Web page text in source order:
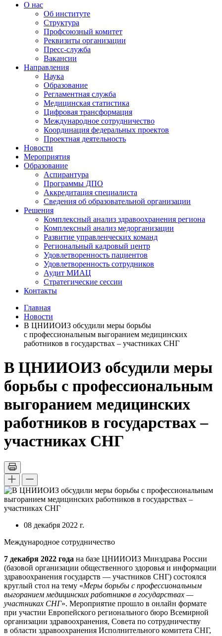
О нас
Об институте
Структура
Профсоюзный комитет
Реквизиты организации
Пресс-служба
Вакансии
Направления
Наука
Образование
Регламентная служба
Медицинская статистика
Цифровая трансформация
Международное сотрудничество
Координация федеральных проектов
Проектная деятельность
Новости
Мероприятия
Образование
Аспирантура
Программы ДПО
Аккредитация специалиста
Сведения об образовательной организации
Решения
Комплексный анализ здравоохранения региона
Комплексный анализ медорганизации
Развитие управленческих команд
Региональный кадровый центр
Удовлетворенность пациентов
Удовлетворенность сотрудников
Аудит МИАЦ
Стратегические сессии
Контакты
Главная
Новости
В ЦНИИОИЗ обсудили меры борьбы
с профессиональным выгоранием медицинских
работников в государствах – участниках СНГ
В ЦНИИОИЗ обсудили меры
борьбы с профессиональным
выгоранием медицинских
работников в государствах –
участниках СНГ
08 декабря 2022 г.
Международное сотрудничество
7 декабря 2022 года на базе ЦНИИОИЗ Минздрава России
(базовой организации общественного здоровья и информации
здравоохранения государств — участников СНГ) состоялся
круглый стол на тему «Меры борьбы с профессиональным
выгоранием медицинских работников в государствах —
участниках СНГ». Мероприятие прошло в онлайн формате
при участии Европейского регионального бюро Всемирной
организации здравоохранения, Совета по сотрудничеству
в области здравоохранения Исполнительного комитета СНГ,